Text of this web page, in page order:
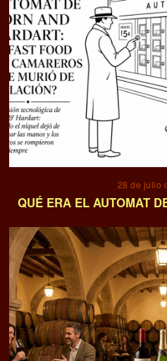
28 de julio
QUÉ ERA EL AUTOMAT